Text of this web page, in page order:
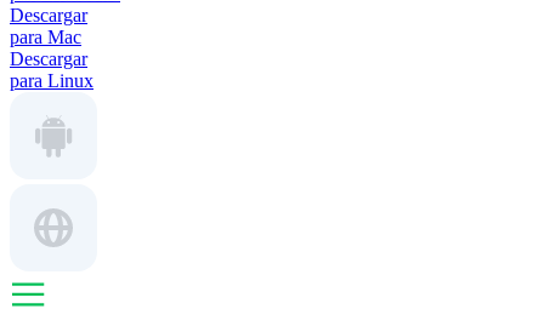
Descargar
para Mac
Descargar
para Linux